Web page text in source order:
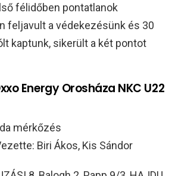
félidőben pontatlanok
feljavult a védekezésünk és 30
kaptunk, sikerült a két pontot
Energy Orosháza NKC U22
mérkőzés
Biri Ákos, Kis Sándor